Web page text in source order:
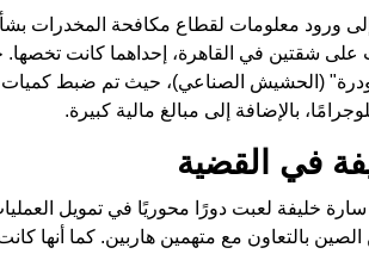
ورود معلومات لقطاع مكافحة المخدرات
على شقتين في القاهرة، إحداهما كانت
(الحشيش الصناعي)، حيث تم ضبط كميات
في القضية
خليفة لعبت دورًا محوريًا في تمويل
الصين بالتعاون مع متهمين هاربين. كما أنها